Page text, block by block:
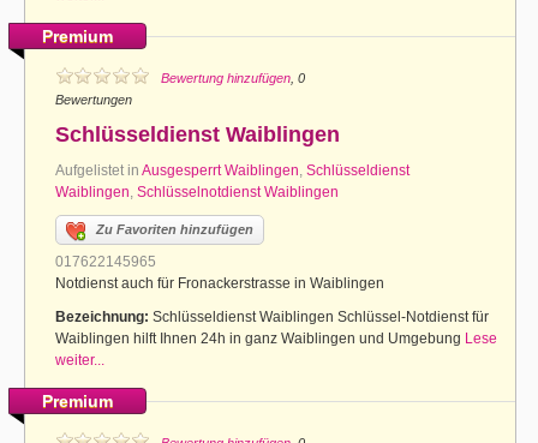
Premium
Bewertung hinzufügen , 0
Bewertungen
Schlüsseldienst Waiblingen
Aufgelistet in Ausgesperrt Waiblingen, Schlüsseldienst
Waiblingen, Schlüsselnotdienst Waiblingen
Zu Favoriten hinzufügen
017622145965
Notdienst auch für Fronackerstrasse in Waiblingen
Bezeichnung: Schlüsseldienst Waiblingen Schlüssel-Notdienst für
Waiblingen hilft Ihnen 24h in ganz Waiblingen und Umgebung Lese
weiter...
Premium